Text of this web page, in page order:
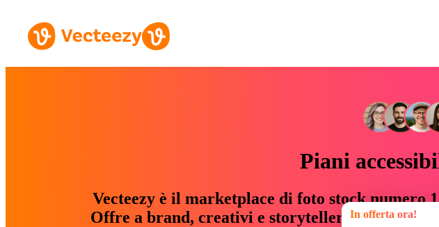
Piani
Vecteezy è il marketplace di foto stock numero
Offre a brand, creativi e storyteller risorse
In offerta ora!